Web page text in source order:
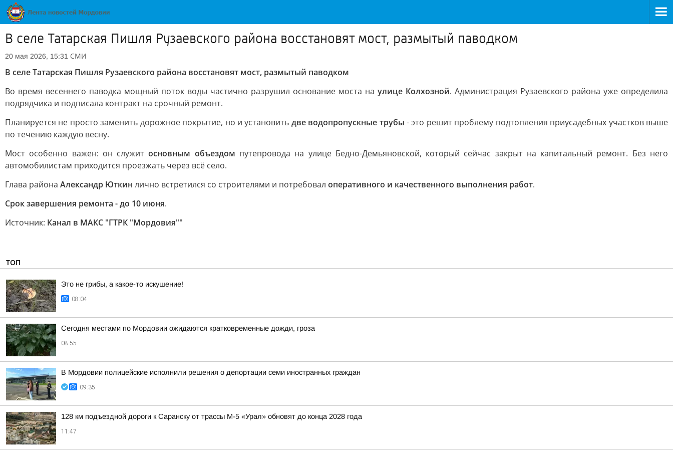
В селе Татарская Пишля Рузаевского района восстановят мост, размытый паводком
20 мая 2026, 15:31 СМИ
В селе Татарская Пишля Рузаевского района восстановят мост, размытый паводком
Во время весеннего паводка мощный поток воды частично разрушил основание моста на улице Колхозной. Администрация Рузаевского района уже определила
подрядчика и подписала контракт на срочный ремонт.
Планируется не просто заменить дорожное покрытие, но и установить две водопропускные трубы - это решит проблему подтопления приусадебных участков выше
по течению каждую весну.
Мост особенно важен: он служитосновным объездом путепровода на улице Бедно-Демьяновской, который сейчас закрыт на капитальный ремонт. Без него
автомобилистам приходится проезжать через всё село.
Глава района Александр Юткин лично встретился со строителями и потребовал оперативного и качественного выполнения работ.
Срок завершения ремонта - до 10 июня.
Источник: Канал в МАКС "ГТРК "Мордовия""
ТОП
Это не грибы, а какое-то искушение!
08:04
Сегодня местами по Мордовии ожидаются кратковременные дожди, гроза
08:55
В Мордовии полицейские исполнили решения о депортации семи иностранных граждан
09:35
128 км подъездной дороги к Саранску от трассы М-5 «Урал» обновят до конца 2028 года
11:47